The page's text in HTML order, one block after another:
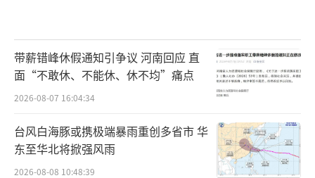
俄军已经进入乌克兰东部两个“共和国”，似
乎正在向乌克兰东部派遣更多军队。俄罗斯支
持的两支民兵武装目前正在该地区与乌克兰军
队交战。此前，在2月22日夜间，俄军的T-72B
3坦克已经驶入顿涅茨克人民共和国首府顿涅茨
克市，路透社记者亚历山大·埃尔莫琴科在现
带薪错峰休假通知引争议 河南回应 直
面“不敢休、不能休、休不均”痛点
2026-08-07 16:04:34
台风白海豚或携极端暴雨重创多省市 华
东至华北将掀强风雨
2026-08-08 10:48:39